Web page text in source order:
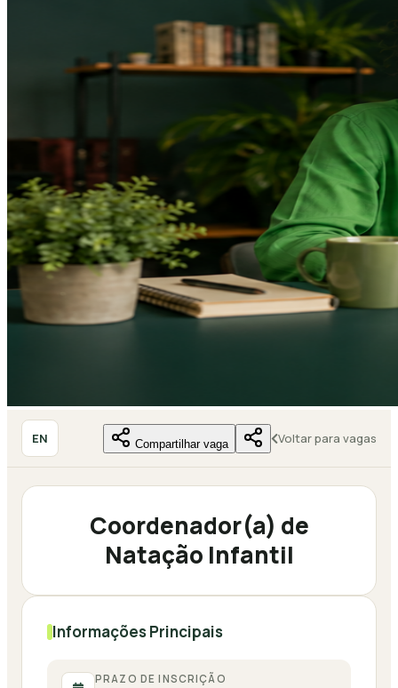
EN Compartilhar vaga Voltar para vagas
Coordenador(a) de
Natação Infantil
Informações Principais
PRAZO DE INSCRIÇÃO